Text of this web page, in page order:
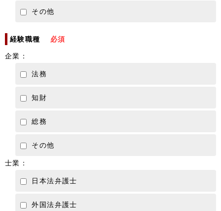
その他
経験職種
必須
企業：
法務
知財
総務
その他
士業：
日本法弁護士
外国法弁護士